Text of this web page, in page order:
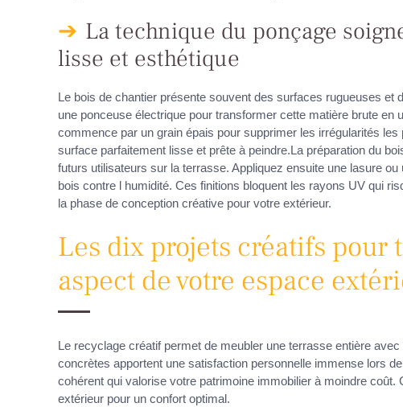
La technique du ponçage
lisse et esthétique
Le bois de chantier présente souvent des surfaces rugueuses
une ponceuse électrique pour transformer cette matière brute
commence par un grain épais pour supprimer les irrégularités
surface parfaitement lisse et prête à peindre.La préparation du
futurs utilisateurs sur la terrasse. Appliquez ensuite une lasure
bois contre l humidité. Ces finitions bloquent les rayons UV qui
la phase de conception créative pour votre extérieur.
Les dix projets créatifs
aspect de votre espace
Le recyclage créatif permet de meubler une terrasse entière
concrètes apportent une satisfaction personnelle immense lors
cohérent qui valorise votre patrimoine immobilier à moindre
extérieur pour un confort optimal.